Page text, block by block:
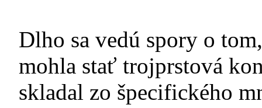
Dlho sa vedú spory o
mohla stať trojprstová
skladal zo špecifického